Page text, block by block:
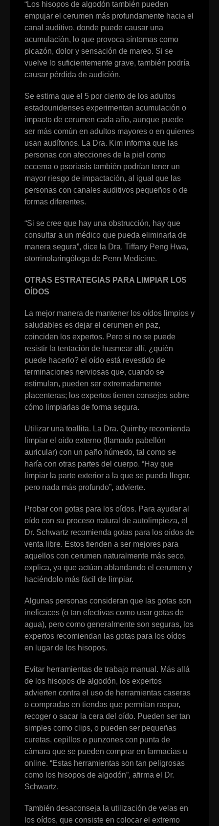
“Los hisopos de algodón también pueden
empujar el cerumen más profundamente hacia el
canal auditivo, donde puede causar una
acumulación, lo que provoca síntomas como
picazón, dolor y sensación de mareo. Si se
vuelve lo suficientemente grave, también podría
causar pérdida de audición.
Se estima que el 5 por ciento de los adultos
estadounidenses experimentan acumulación o
impacto de cerumen cada año, aunque puede
ser más común en adultos mayores o en quienes
usan audífonos. La Dra. Kim informa que las
personas con afecciones de la piel como
eccema o psoriasis también podrían tener un
mayor riesgo de impactación, al igual que las
personas con canales auditivos pequeños o de
formas diferentes.
“Si se cree que hay una obstrucción, hay que
consultar a un médico que pueda eliminarla de
manera segura”, dice la Dra. Tiffany Peng Hwa,
otorrinolaringóloga de Penn Medicine.
OTRAS ESTRATEGIAS PARA LIMPIAR LOS
OÍDOS
La mejor manera de mantener los oídos limpios y
saludables es dejar el cerumen en paz,
coinciden los expertos. Pero si no se puede
resistir la tentación de husmear allí, ¿quién
puede hacerlo? el oído está revestido de
terminaciones nerviosas que, cuando se
estimulan, pueden ser extremadamente
placenteras; los expertos tienen consejos sobre
cómo limpiarlas de forma segura.
Utilizar una toallita. La Dra. Quimby recomienda
limpiar el oído externo (llamado pabellón
auricular) con un paño húmedo, tal como se
haría con otras partes del cuerpo. “Hay que
limpiar la parte exterior a la que se pueda llegar,
pero nada más profundo”, advierte.
Probar con gotas para los oídos. Para ayudar al
oído con su proceso natural de autolimpieza, el
Dr. Schwartz recomienda gotas para los oídos de
venta libre. Estos tienden a ser mejores para
aquellos con cerumen naturalmente más seco,
explica, ya que actúan ablandando el cerumen y
haciéndolo más fácil de limpiar.
Algunas personas consideran que las gotas son
ineficaces (o tan efectivas como usar gotas de
agua), pero como generalmente son seguras, los
expertos recomiendan las gotas para los oídos
en lugar de los hisopos.
Evitar herramientas de trabajo manual. Más allá
de los hisopos de algodón, los expertos
advierten contra el uso de herramientas caseras
o compradas en tiendas que permitan raspar,
recoger o sacar la cera del oído. Pueden ser tan
simples como clips, o pueden ser pequeñas
curetas, cepillos o punzones con punta de
cámara que se pueden comprar en farmacias u
online. “Estas herramientas son tan peligrosas
como los hisopos de algodón”, afirma el Dr.
Schwartz.
También desaconseja la utilización de velas en
los oídos, que consiste en colocar el extremo